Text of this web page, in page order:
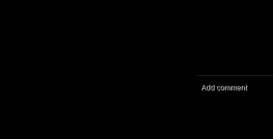
Add comment